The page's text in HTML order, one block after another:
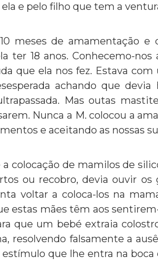
e pelo filho que tem a
meses de amamentação e
ter 18 anos. Conhecemo-
que ela nos fez. Estava
achando que
Mas outas
Nunca a M. colocou a
e aceitando as nossas
colocação de mamilos de
ou recobro, devia ouvir
voltar a coloca-los na
estas mães têm aos
que um bebé extraia
resolvendo falsamente a
que lhe entra na